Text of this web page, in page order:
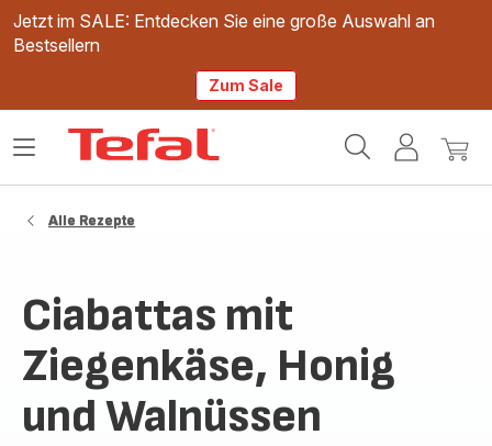
Jetzt im SALE: Entdecken Sie eine große Auswahl an
Bestsellern
Zum Sale
Mein
Mein
Das
Alle Rezepte
Ciabattas mit
Ziegenkäse, Honig
und Walnüssen